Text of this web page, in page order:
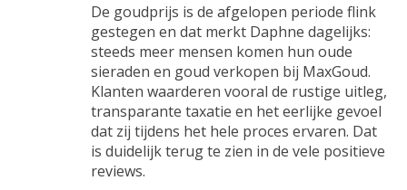
De goudprijs is de afgelopen periode flink
gestegen en dat merkt Daphne dagelijks:
steeds meer mensen komen hun oude
sieraden en goud verkopen bij MaxGoud.
Klanten waarderen vooral de rustige uitleg,
transparante taxatie en het eerlijke gevoel
dat zij tijdens het hele proces ervaren. Dat
is duidelijk terug te zien in de vele positieve
reviews.